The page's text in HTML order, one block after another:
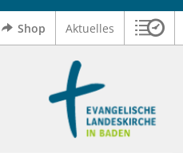
Shop Aktuelles
"Pfarrerausschuss".